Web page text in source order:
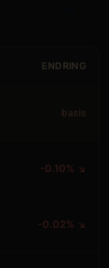
ENDRING
basis
-0.10% ↘
-0.02% ↘